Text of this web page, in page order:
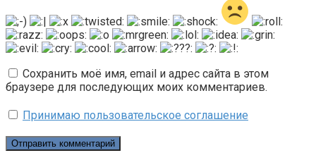
Сохранить моё имя, email и адрес сайта в этом
браузере для последующих моих комментариев.
Принимаю пользовательское соглашение